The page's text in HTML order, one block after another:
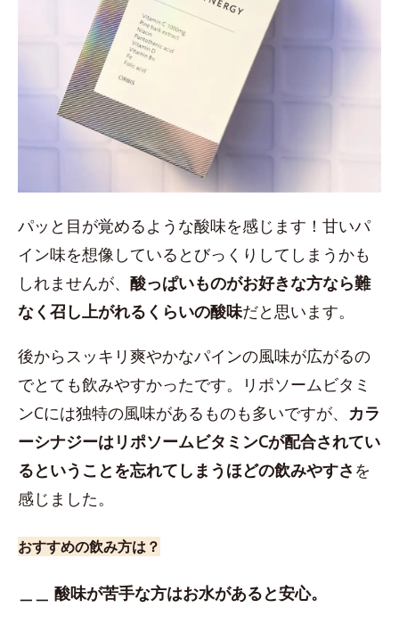
パッと目が覚めるような酸味を感じます！甘いパ
イン味を想像しているとびっくりしてしまうかも
しれませんが、 酸っぱいものがお好きな方なら難
なく召し上がれるくらいの酸味だと思います。
後からスッキリ爽やかなパインの風味が広がるの
でとても飲みやすかったです。リポソームビタミ
ンCには独特の風味があるものも多いですが、 カラ
ーシナジーはリポソームビタミンCが配合されてい
るということを忘れてしまうほどの飲みやすさ を
感じました。
おすすめの飲み方は？
＿＿ 酸味が苦手な方はお水があると安心。